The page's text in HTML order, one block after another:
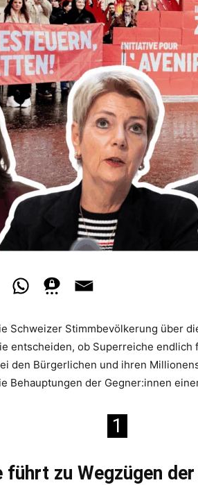
Schweizer Stimmbevölkerung über
entscheiden, ob Superreiche
den Bürgerlichen und ihren
Behauptungen der Gegner:innen
1
führt zu Wegzügen